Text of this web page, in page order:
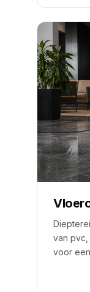
van pvc,
voor